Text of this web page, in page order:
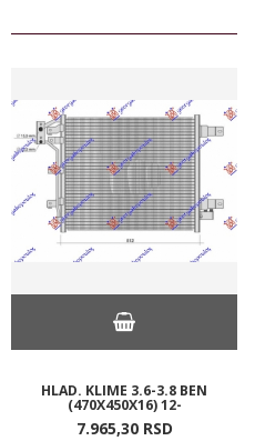
HLAD. KLIME 3.6-3.8 BEN
(470X450X16) 12-
7.965,30 RSD